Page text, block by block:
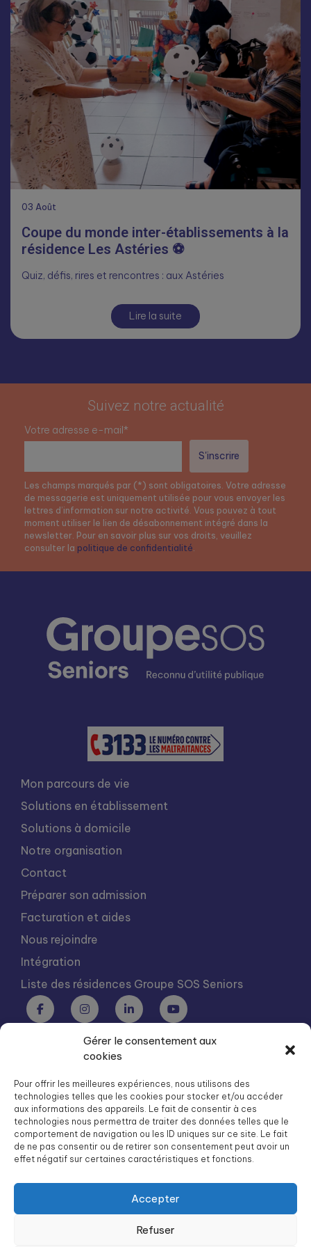
Gérer le consentement aux
cookies
Pour offrir les meilleures expériences, nous utilisons des
technologies telles que les cookies pour stocker et/ou accéder
aux informations des appareils. Le fait de consentir à ces
technologies nous permettra de traiter des données telles que le
comportement de navigation ou les ID uniques sur ce site. Le fait
de ne pas consentir ou de retirer son consentement peut avoir un
effet négatif sur certaines caractéristiques et fonctions.
Accepter
Refuser
03 Août
Coupe du monde inter-établissements à la
résidence Les Astéries ⚽
Quiz, défis, rires et rencontres : aux Astéries
Lire la suite
Suivez notre actualité
Votre adresse e-mail*
Les champs marqués par (*) sont obligatoires. Votre adresse
de messagerie est uniquement utilisée pour vous envoyer les
lettres d’information sur notre activité. Vous pouvez à tout
moment utiliser le lien de désabonnement intégré dans la
newsletter. Pour en savoir plus sur vos droits, veuillez
consulter la politique de confidentialité.
Mon parcours de vie
Solutions en établissement
Solutions à domicile
Notre organisation
Contact
Préparer son admission
Facturation et aides
Nous rejoindre
Intégration
Liste des résidences Groupe SOS Seniors
Groupe SOS Seniors est une association du Groupe SOS
dg.seniors@groupe-sos.org
ARPAVIE est une association du Groupe SOS